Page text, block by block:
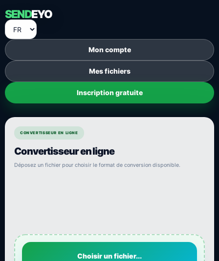
SENDEYO
Mon compte
Mes fichiers
Inscription gratuite
CONVERTISSEUR EN LIGNE
Convertisseur en ligne
Déposez un fichier pour choisir le format de conversion disponible.
Choisir un fichier...